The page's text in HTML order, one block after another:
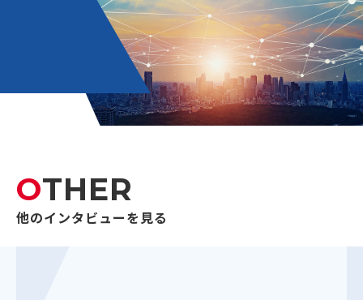
OTHER
他のインタビューを見る